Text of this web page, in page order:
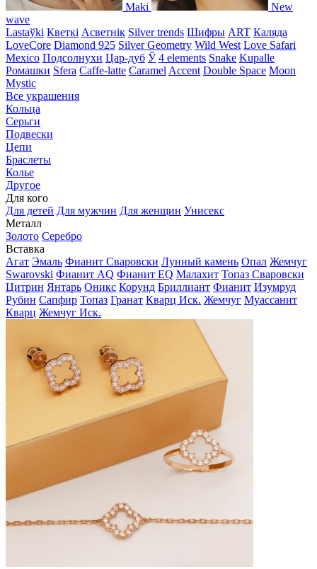
Maki
New
wave
Lastaўki Кветкі Асветнiк Silver trends Шифры ART Каляда
LoveCore Diamond 925 Silver Geometry Wild West Love Safari
Mexico Подсолнухи Цар-дуб Ў 4 elements Snake Kupalle
Ромашки Sfera Caffe-latte Caramel Accent Double Space Moon
Mystic
Все украшения
Кольца
Серьги
Подвески
Цепи
Браслеты
Колье
Другое
Для кого
Для детей Для мужчин Для женщин Унисекс
Металл
Золото Серебро
Вставка
Агат Эмаль Фианит Сваровски Лунный камень Опал Жемчуг
Swarovski Фианит AQ Фианит EQ Малахит Топаз Сваровски
Цитрин Янтарь Оникс Корунд Бриллиант Фианит Изумруд
Рубин Сапфир Топаз Гранат Кварц Иск. Жемчуг Муассанит
Кварц Жемчуг Иск.